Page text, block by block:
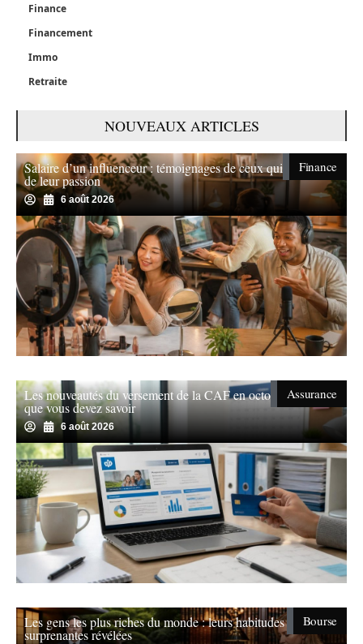
Finance
Financement
Immo
Retraite
NOUVEAUX ARTICLES
Finance
Salaire d’un influenceur : témoignages de ceux qui vivent
de leur passion
6 août 2026
Assurance
Les nouveautés du versement de la CAF en octobre : ce
que vous devez savoir
6 août 2026
Bourse
Les gens les plus riches du monde : leurs habitudes
surprenantes révélées